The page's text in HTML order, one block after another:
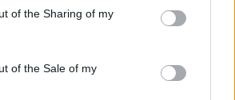
or usage behaviour. You may click to
to Google and its third-party tags to
specified purposes in below Google
of the Sharing of my
of the Sale of my